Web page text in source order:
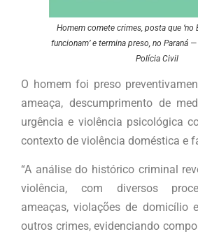
Homem comete crimes, posta que ‘no
funcionam’ e termina preso, no Paraná
Polícia Civil
O homem foi preso
ameaça, descumprimento de
urgência e violência psicológica
contexto de violência doméstica e
“A análise do histórico criminal
violência, com diversos
ameaças, violações de domicílio
outros crimes, evidenciando